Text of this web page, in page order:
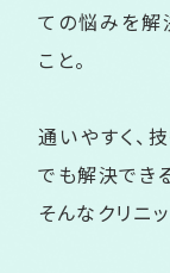
ての悩みを解
こと。
通いやすく、
でも解決できる
そんなクリニ